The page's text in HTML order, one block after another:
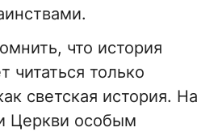
что история
только
светская история. На
Церкви особым